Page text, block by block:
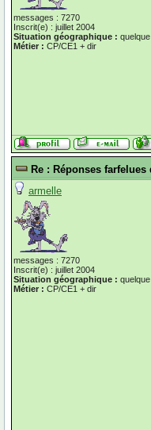
messages : 7270
Inscrit(e) : juillet 2004
Situation géographique : quelque
Métier : CP/CE1 + dir
Re : Réponses farfelues
armelle
messages : 7270
Inscrit(e) : juillet 2004
Situation géographique : quelque
Métier : CP/CE1 + dir